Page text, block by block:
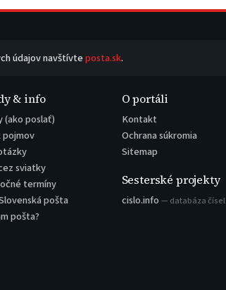
údajov navštívteposta.sk.
& info
(ako poslať)
pojmov
sviatky
termíny
pošta
pošta?
O portáli
Kontakt
Ochrana súkromia
Sitemap
Sesterské projekty
cislo.info — databáza čísel